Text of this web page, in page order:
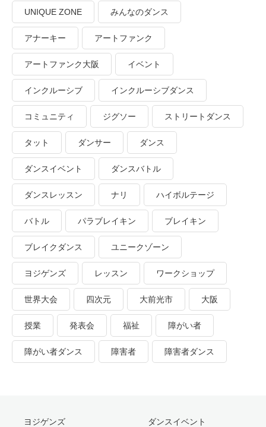
UNIQUE ZONE みんなのダンス
アナーキー アートファンク
アートファンク大阪 イベント
インクルーシブ インクルーシブダンス
コミュニティ ジグソー ストリートダンス
タット ダンサー ダンス
ダンスイベント ダンスバトル
ダンスレッスン ナリ ハイボルテージ
バトル パラブレイキン ブレイキン
ブレイクダンス ユニークゾーン
ヨジゲンズ レッスン ワークショップ
世界大会 四次元 大前光市 大阪
授業 発表会 福祉 障がい者
障がい者ダンス 障害者 障害者ダンス
ヨジゲンズ ダンスイベント